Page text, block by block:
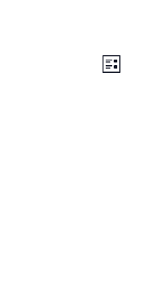
par
de
Liste